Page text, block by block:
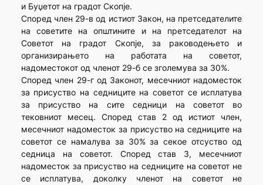
и Буџетот на градот Скопје.
Според член 29-в од истиот Закон, на претседателите
на советите на општините и на претседателот на
Советот на градот Скопје, за раководењето и
организирањето на работата на советот,
надоместокот од членот 29-б се зголемува за 30%.
Според член 29-г од Законот, месечниот надоместок
за присуство на седниците на советот се исплатува
за присуство на сите седници на советот во
тековниот месец. Според став 2 од истиот член,
месечниот надоместок за присуство на седниците на
советот се намалува за 30% за секое отсуство од
седница на советот. Според став 3, месечниот
надоместок за присуство на седниците на советот не
се исплатува, доколку членот на советот не